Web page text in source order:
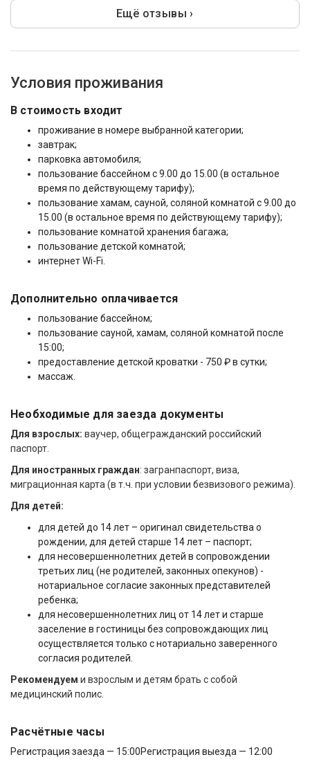
Ещё отзывы ›
Условия проживания
В стоимость входит
проживание в номере выбранной категории;
завтрак;
парковка автомобиля;
пользование бассейном с 9.00 до 15.00 (в остальное
время по действующему тарифу);
пользование хамам, сауной, соляной комнатой с 9.00 до
15.00 (в остальное время по действующему тарифу);
пользование комнатой хранения багажа;
пользование детской комнатой;
интернет Wi-Fi.
Дополнительно оплачивается
пользование бассейном;
пользование сауной, хамам, соляной комнатой после
15:00;
предоставление детской кроватки - 750 ₽ в сутки;
массаж.
Необходимые для заезда документы
Для взрослых: ваучер, общегражданский российский
паспорт.
Для иностранных граждан: загранпаспорт, виза,
миграционная карта (в т.ч. при условии безвизового режима).
Для детей:
для детей до 14 лет – оригинал свидетельства о
рождении, для детей старше 14 лет – паспорт;
для несовершеннолетних детей в сопровождении
третьих лиц (не родителей, законных опекунов) -
нотариальное согласие законных представителей
ребенка;
для несовершеннолетних лиц от 14 лет и старше
заселение в гостиницы без сопровождающих лиц
осуществляется только с нотариально заверенного
согласия родителей.
Рекомендуем и взрослым и детям брать с собой
медицинский полис.
Расчётные часы
Регистрация заезда — 15:00Регистрация выезда — 12:00